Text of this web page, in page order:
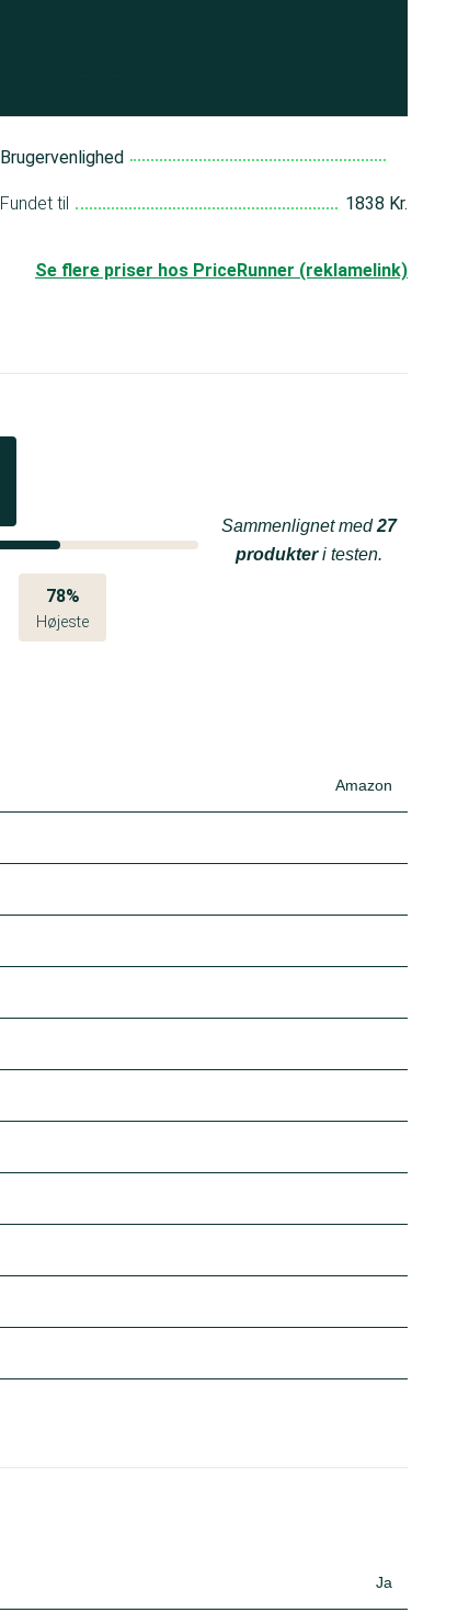
Brugervenlighed
Fundet til 1838 Kr.
Se flere priser hos PriceRunner (reklamelink)
78%
Højeste
Sammenlignet med27
produkteri testen.
Amazon
Ja